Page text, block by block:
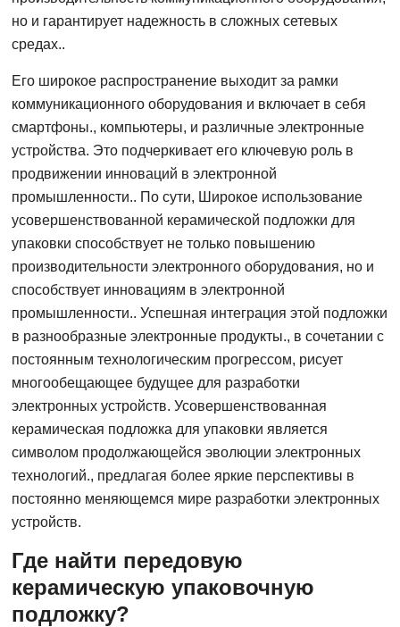
но и гарантирует надежность в сложных сетевых
средах..
Его широкое распространение выходит за рамки
коммуникационного оборудования и включает в себя
смартфоны., компьютеры, и различные электронные
устройства. Это подчеркивает его ключевую роль в
продвижении инноваций в электронной
промышленности.. По сути, Широкое использование
усовершенствованной керамической подложки для
упаковки способствует не только повышению
производительности электронного оборудования, но и
способствует инновациям в электронной
промышленности.. Успешная интеграция этой подложки
в разнообразные электронные продукты., в сочетании с
постоянным технологическим прогрессом, рисует
многообещающее будущее для разработки
электронных устройств. Усовершенствованная
керамическая подложка для упаковки является
символом продолжающейся эволюции электронных
технологий., предлагая более яркие перспективы в
постоянно меняющемся мире разработки электронных
устройств.
Где найти передовую
керамическую упаковочную
подложку?